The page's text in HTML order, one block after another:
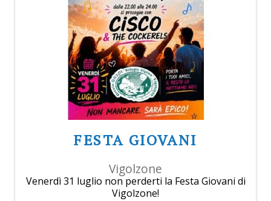
FESTA GIOVANI
Vigolzone
Venerdì 31 luglio non perderti la Festa Giovani di
Vigolzone!